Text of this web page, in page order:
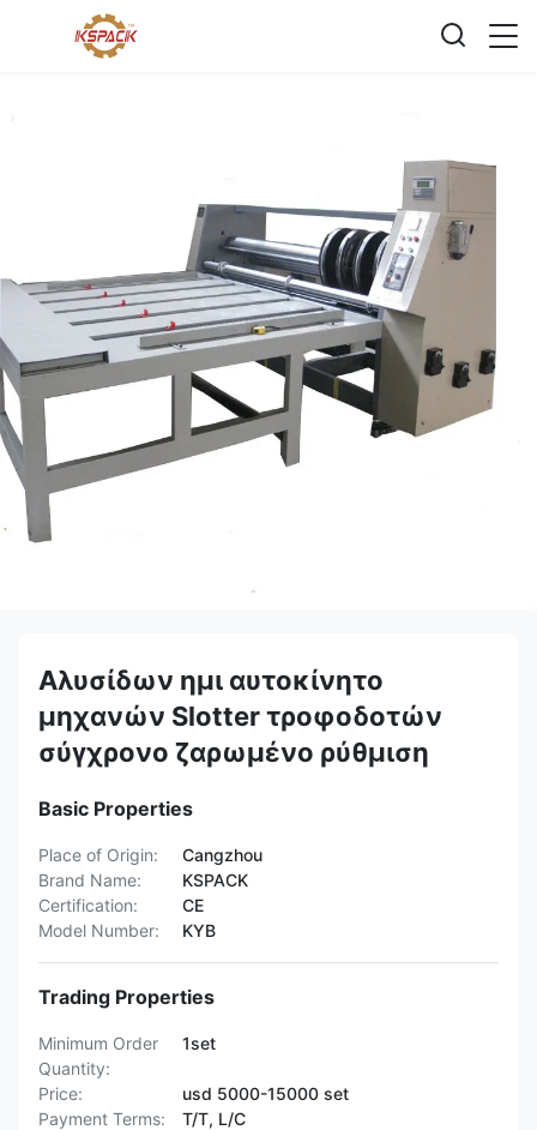
Αλυσίδων ημι αυτοκίνητο
μηχανών Slotter τροφοδοτών
σύγχρονο ζαρωμένο ρύθμιση
Basic Properties
Place of Origin:
Cangzhou
Brand Name:
KSPACK
Certification:
CE
Model Number:
KYB
Trading Properties
Minimum Order
Quantity:
1set
Price:
usd 5000-15000 set
Payment Terms:
T/T, L/C